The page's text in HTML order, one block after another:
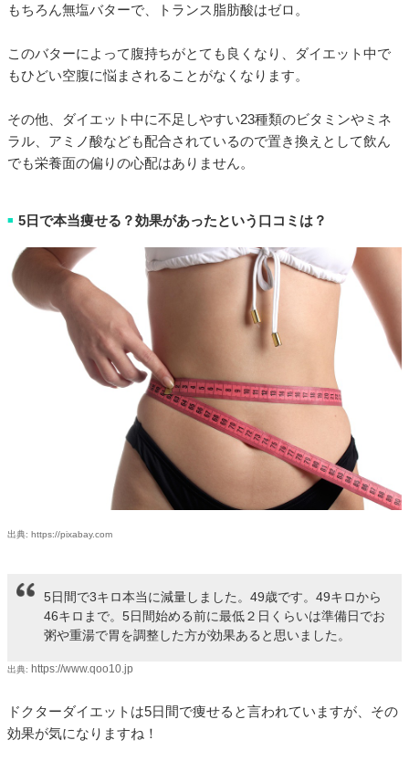
もちろん無塩バターで、トランス脂肪酸はゼロ。
このバターによって腹持ちがとても良くなり、ダイエット中で
もひどい空腹に悩まされることがなくなります。
その他、ダイエット中に不足しやすい23種類のビタミンやミネ
ラル、アミノ酸なども配合されているので置き換えとして飲ん
でも栄養面の偏りの心配はありません。
■ 5日で本当痩せる？効果があったという口コミは？
出典: https://pixabay.com
5日間で3キロ本当に減量しました。49歳です。49キロから
46キロまで。5日間始める前に最低２日くらいは準備日でお
粥や重湯で胃を調整した方が効果あると思いました。
出典: https://www.qoo10.jp
ドクターダイエットは5日間で痩せると言われていますが、その
効果が気になりますね！